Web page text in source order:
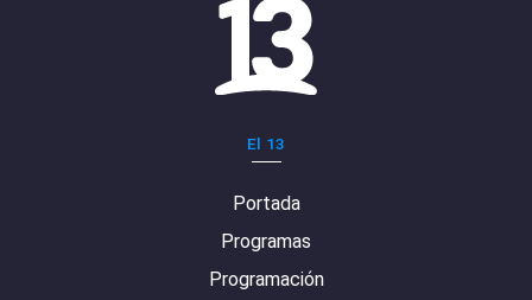
El 13
Portada
Programas
Programación